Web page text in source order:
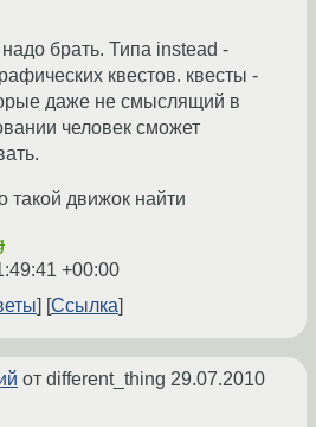
надо брать. Типа instead -
квестов. квесты -
даже не смыслящий в
человек сможет
такой движок найти
+00:00
Ссылка
от different_thing 29.07.2010